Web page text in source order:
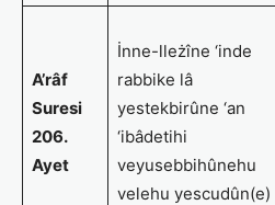
A’râf
Suresi
206.
Ayet
İnne-lleżîne ‘inde
rabbike lâ
yestekbirûne ‘an
‘ibâdetihi
veyusebbihûnehu
velehu yescudûn(e)